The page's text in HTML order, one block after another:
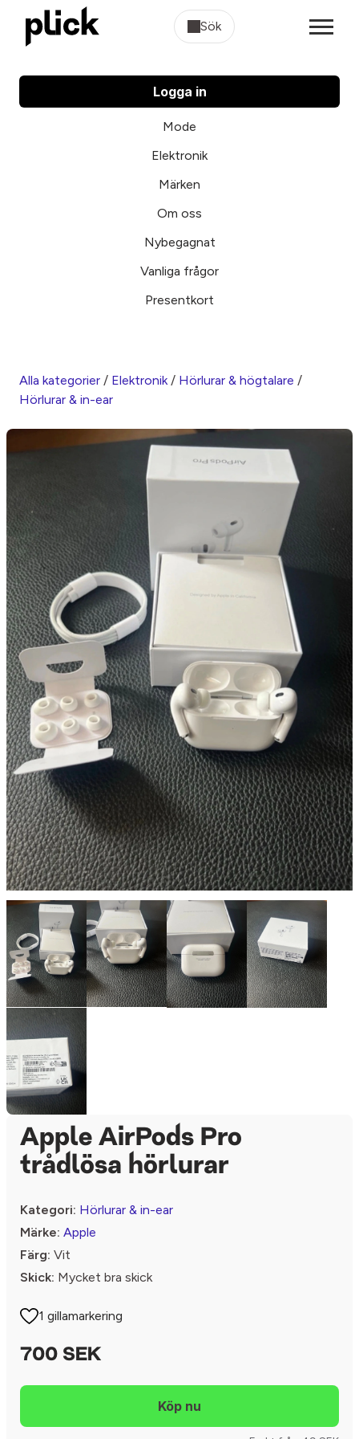
Sök
Logga in
Mode
Elektronik
Märken
Om oss
Nybegagnat
Vanliga frågor
Presentkort
Alla kategorier / Elektronik/ Hörlurar & högtalare /
Hörlurar & in-ear
Apple AirPods Pro
trådlösa hörlurar
Kategori: Hörlurar & in-ear
Märke: Apple
Färg: Vit
Skick: Mycket bra skick
1 gillamarkering
700 SEK